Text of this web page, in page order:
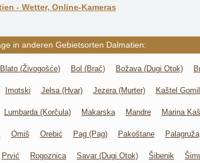
- Wetter, Online-Kameras
in anderen Gebietsorten Dalmatien:
Blato (Živogošće) Bol (Brač) Božava (Dugi Otok)
Imotski Jelsa (Hvar) Jezera (Murter) Kaštel
Lumbarda (Korčula) Makarska Mandre Marina
Omiš Orebić Pag (Pag) Pakoštane Palagruža
Prvić Rogoznica Savar (Dugi Otok) Šibenik